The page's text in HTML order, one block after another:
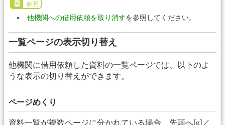
参照
他機関への借用依頼を取り消すを参照してください。
一覧ページの表示切り替え
他機関に借用依頼した資料の一覧ページでは、以下のよ
うな表示の切り替えができます。
ページめくり
資料一覧が複数ページに分かれている場合、先頭へ[«]／